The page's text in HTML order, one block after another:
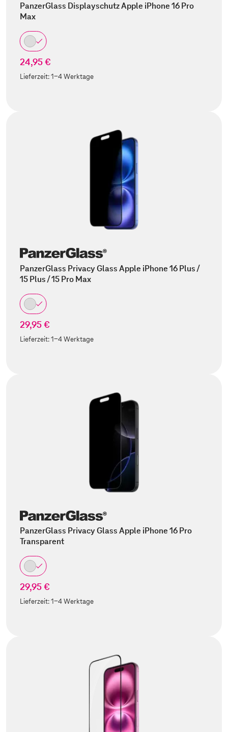
PanzerGlass Displayschutz Apple iPhone 16 Pro
Max
24,95 €
Lieferzeit:1-4 Werktage
PanzerGlass Privacy Glass Apple iPhone 16 Plus /
15 Plus / 15 Pro Max
29,95 €
Lieferzeit:1-4 Werktage
PanzerGlass Privacy Glass Apple iPhone 16 Pro
Transparent
29,95 €
Lieferzeit:1-4 Werktage